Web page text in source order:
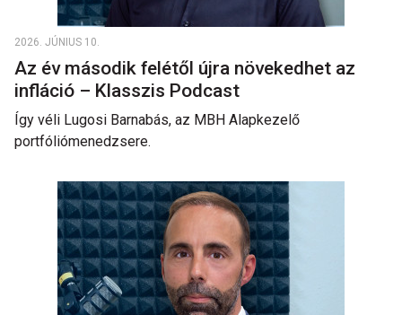
2026. JÚNIUS 10.
Az év második felétől újra növekedhet az
infláció – Klasszis Podcast
Így véli Lugosi Barnabás, az MBH Alapkezelő
portfóliómenedzsere.